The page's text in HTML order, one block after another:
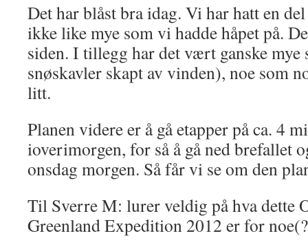
Det har blåst bra idag. Vi har hatt en
ikke like mye som vi hadde håpet på.
siden. I tillegg har det vært ganske mye
snøskavler skapt av vinden), noe som
litt.
Planen videre er å gå etapper på ca. 4
ioverimorgen, for så å gå ned brefallet
onsdag morgen. Så får vi se om den
Til Sverre M: lurer veldig på hva dette
Greenland Expedition 2012 er for